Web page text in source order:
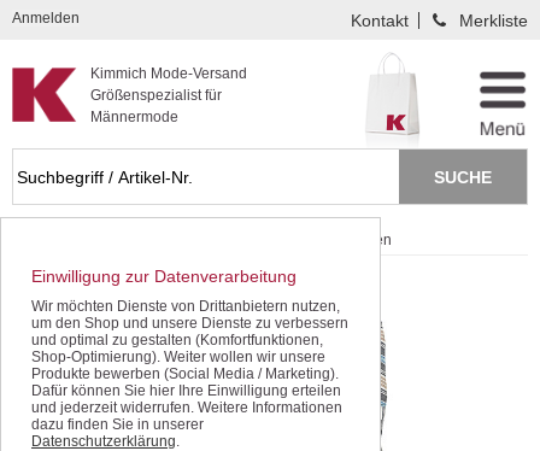
Kompletten Head der Seite überspringen
Kimmich Mode-Versand
Größenspezialist für
Männermode
Anmelden Kontakt Merkliste
Halbarm-Hemden
Einwilligung zur Datenverarbeitung
Wir möchten Dienste von Drittanbietern nutzen,
um den Shop und unsere Dienste zu verbessern
und optimal zu gestalten (Komfortfunktionen,
Shop-Optimierung). Weiter wollen wir unsere
Produkte bewerben (Social Media / Marketing).
Dafür können Sie hier Ihre Einwilligung erteilen
und jederzeit widerrufen. Weitere Informationen
dazu finden Sie in unserer
Datenschutzerklärung.